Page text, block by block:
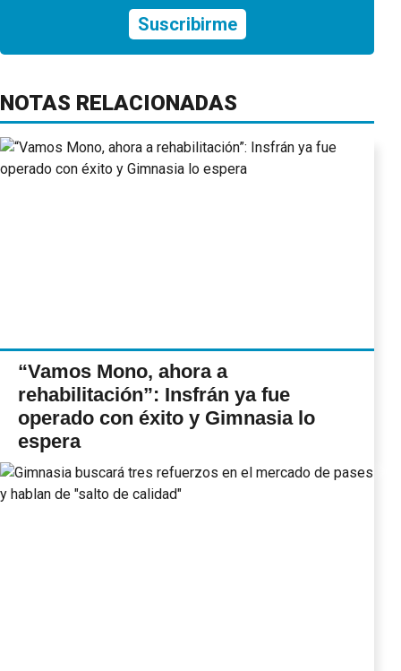
Suscribirme
NOTAS RELACIONADAS
“Vamos Mono, ahora a
rehabilitación”: Insfrán ya fue
operado con éxito y Gimnasia lo
espera